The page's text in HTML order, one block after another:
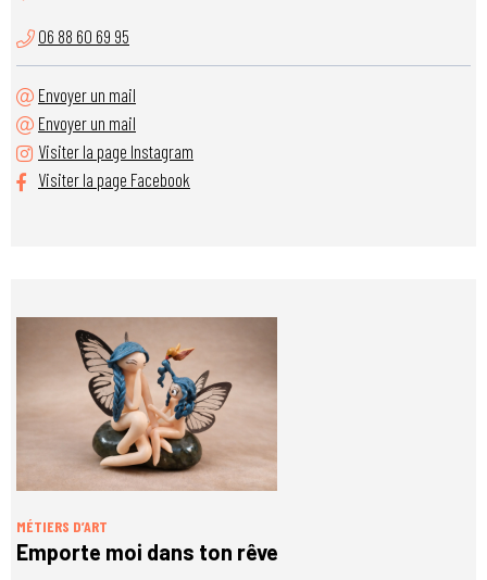
06 88 60 69 95
Envoyer un mail
Envoyer un mail
Visiter la page Instagram
Visiter la page Facebook
MÉTIERS D’ART
Emporte moi dans ton rêve